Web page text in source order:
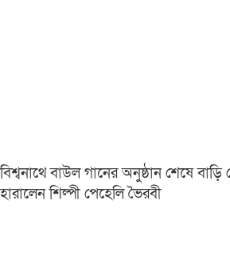
বিশ্বনাথে বাউল গানের অনুষ্ঠান শেষে বাড়ি
হারালেন শিল্পী পেহেলি ভৈরবী